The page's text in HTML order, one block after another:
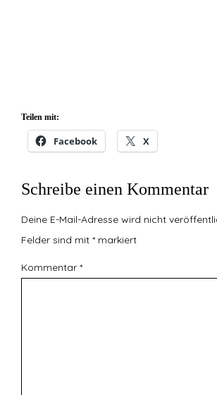
Teilen mit:
Facebook X
Schreibe einen Kommentar
Deine E-Mail-Adresse wird nicht
Felder sind mit * markiert
Kommentar *